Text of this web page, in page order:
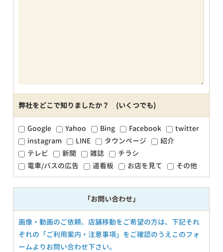
弊社をどこで知りましたか？ (いくつでも)
Google Yahoo Bing Facebook
twitter
instagram
LINE タウンページ
紹介
テレビ
新聞 雑誌
チラシ
電車/バスの広告
道看板 お店を見て その他
「お問い合わせ」
画像・動画のご依頼、店舗移動をご希望の方は、下記それ
ぞれの「ご利用案内・注意事項」をご確認のうえこのフォ
ームよりお問い合わせ下さい。